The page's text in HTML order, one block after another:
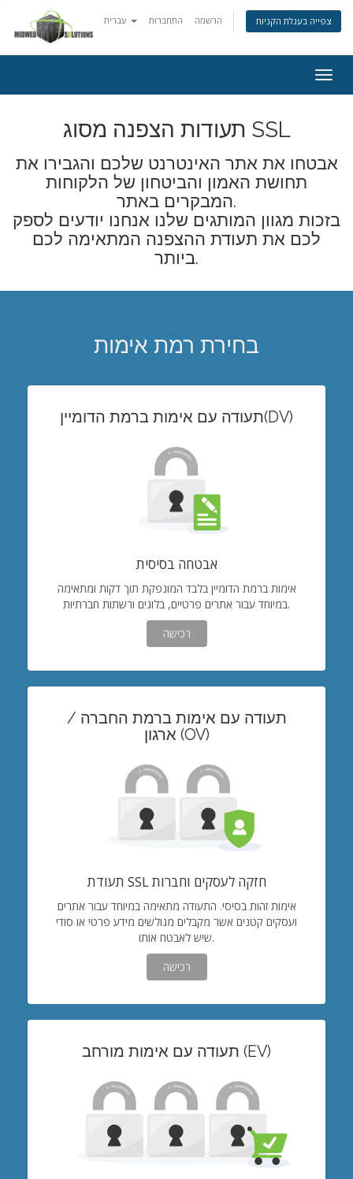
התחברות הרשמה צפייה בעגלת הקניות
תעודות הצפנה מסוג SSL
אבטחו את אתר האינטרנט שלכם והגבירו את
תחושת האמון והביטחון של הלקוחות
המבקרים באתר.
בזכות מגוון המותגים שלנו אנחנו יודעים לספק
לכם את תעודת ההצפנה המתאימה לכם
ביותר.
בחירת רמת אימות
תעודה עם אימות ברמת הדומיין(DV)
אבטחה בסיסית
אימות ברמת הדומיין בלבד המונפקת תוך דקות ומתאימה
במיוחד עבור אתרים פרטיים, בלוגים ורשתות חברתיות.
רכישה
תעודה עם אימות ברמת החברה /
ארגון (OV)
תעודת SSL חזקה לעסקים וחברות
אימות זהות בסיסי. התעודה מתאימה במיוחד עבור אתרים
ועסקים קטנים אשר מקבלים מגולשים מידע פרטי או סודי
שיש לאבטח אותו.
רכישה
תעודה עם אימות מורחב (EV)